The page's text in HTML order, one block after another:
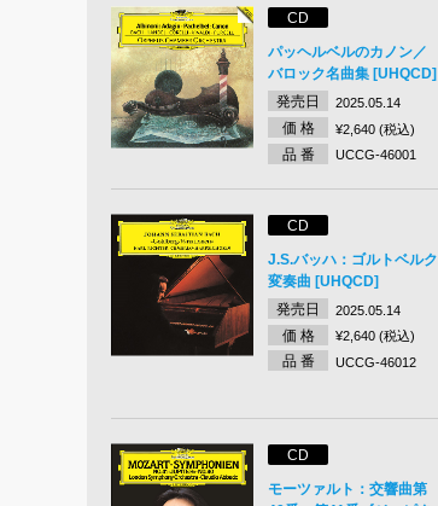
CD
パッヘルベルのカノン／
バロック名曲集 [UHQCD]
発売日
2025.05.14
価 格 ¥2,640 (税込)
品 番 UCCG-46001
CD
J.S.バッハ：ゴルトベルク
変奏曲 [UHQCD]
発売日
2025.05.14
価 格 ¥2,640 (税込)
品 番 UCCG-46012
CD
モーツァルト：交響曲第